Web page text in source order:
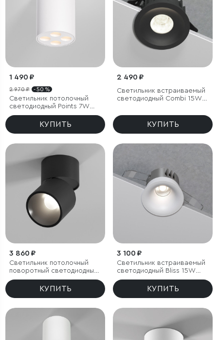
1 490 ₽
2 970 ₽ - 50 %
Светильник потолочный
светодиодный Points 7W
3000K белый
КУПИТЬ
2 490 ₽
Светильник встраиваемый
светодиодный Combi 15W
КУПИТЬ
3 860 ₽
Светильник потолочный
поворотный светодиодный
Rolly 9W 4000K черный
КУПИТЬ
3 100 ₽
Светильник встраиваемый
светодиодный Bliss 15W
4000K белый
КУПИТЬ